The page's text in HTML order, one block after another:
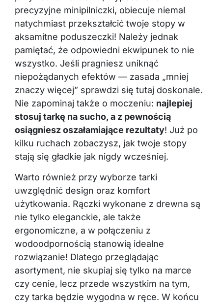
precyzyjne minipilniczki, obiecuje niemal
natychmiast przekształcić twoje stopy w
aksamitne poduszeczki! Należy jednak
pamiętać, że odpowiedni ekwipunek to nie
wszystko. Jeśli pragniesz uniknąć
niepożądanych efektów — zasada „mniej
znaczy więcej” sprawdzi się tutaj doskonale.
Nie zapominaj także o moczeniu: najlepiej
stosuj tarkę na sucho, a z pewnością
osiągniesz oszałamiające rezultaty! Już po
kilku ruchach zobaczysz, jak twoje stopy
stają się gładkie jak nigdy wcześniej.
Warto również przy wyborze tarki
uwzględnić design oraz komfort
użytkowania. Rączki wykonane z drewna są
nie tylko eleganckie, ale także
ergonomiczne, a w połączeniu z
wodoodpornością stanowią idealne
rozwiązanie! Dlatego przeglądając
asortyment, nie skupiaj się tylko na marce
czy cenie, lecz przede wszystkim na tym,
czy tarka będzie wygodna w ręce. W końcu